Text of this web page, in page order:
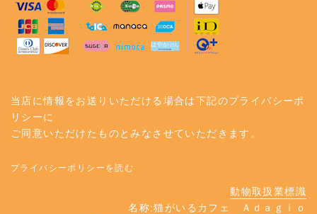
当店に情報をお送りいただける場合は下記のプライバシーポ
リシーに
ご同意いただけたものとみなさせていただきます。
プライバシーポリシーを読む
動物取扱業標識
名称:猫がいるカフェ Ａｄａｇｉｏ